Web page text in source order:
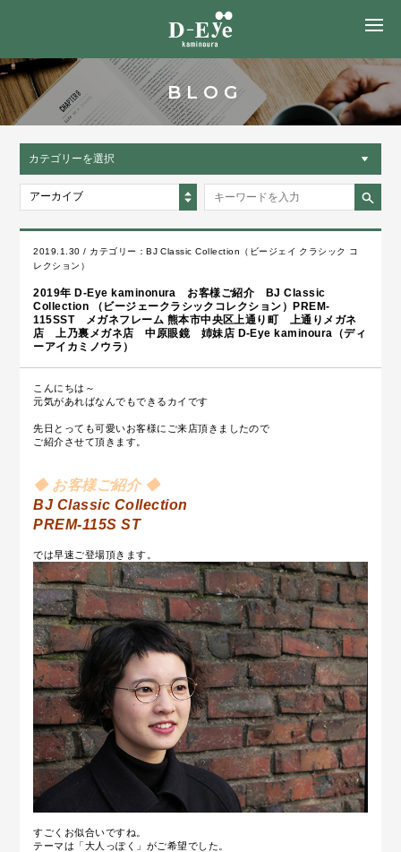
BLOG
カテゴリーを選択
アーカイブ
2019.1.30 / カテゴリー：BJ Classic Collection（ビージェイ クラシック コ
レクション）
2019年 D-Eye kaminonura お客様ご紹介 BJ Classic
Collection （ビージェークラシックコレクション）PREM-
115SST メガネフレーム 熊本市中央区上通り町 上通りメガネ
店 上乃裏メガネ店 中原眼鏡 姉妹店 D-Eye kaminoura（ディ
ーアイカミノウラ）
こんにちは～
元気があればなんでもできるカイです
先日とっても可愛いお客様にご来店頂きましたので
ご紹介させて頂きます。
◆ お客様ご紹介 ◆
BJ Classic Collection
PREM-115S ST
では早速ご登場頂きます。
すごくお似合いですね。
テーマは「大人っぽく」がご希望でした。